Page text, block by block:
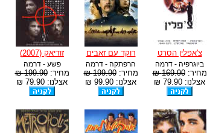
צ'אפלין הסרט
ביוגרפיה - דרמה
מחיר:169.90 ₪
אצלנו: 79.90 ₪
רוקד עם זאבים
הרפתקה - דרמה
מחיר:199.90 ₪
אצלנו: 99.90 ₪
זודיאק (2007)
פשע - דרמה
מחיר:199.90 ₪
אצלנו: 79.90 ₪